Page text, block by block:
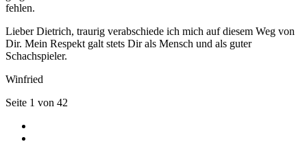
fehlen.
Lieber Dietrich, traurig verabschiede ich mich auf diesem Weg von
Dir. Mein Respekt galt stets Dir als Mensch und als guter
Schachspieler.
Winfried
Seite 1 von 42